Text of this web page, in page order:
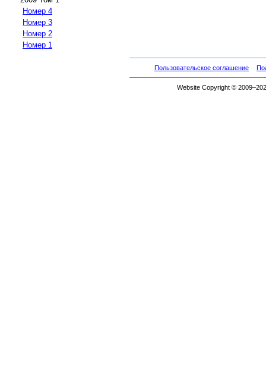
Номер 4
Номер 3
Номер 2
Номер 1
Пользовательское соглашение
Website Copyright ©